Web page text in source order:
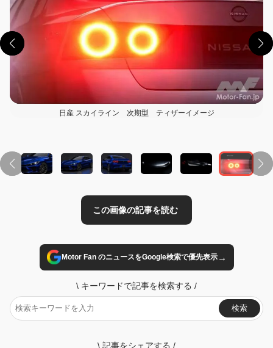
日産 スカイライン 次期型 ティザーイメージ
Motor Fan のニュースをGoogle検索で優先表示→
\ キーワードで記事を検索する /
検索
\ 記事をシェアする /